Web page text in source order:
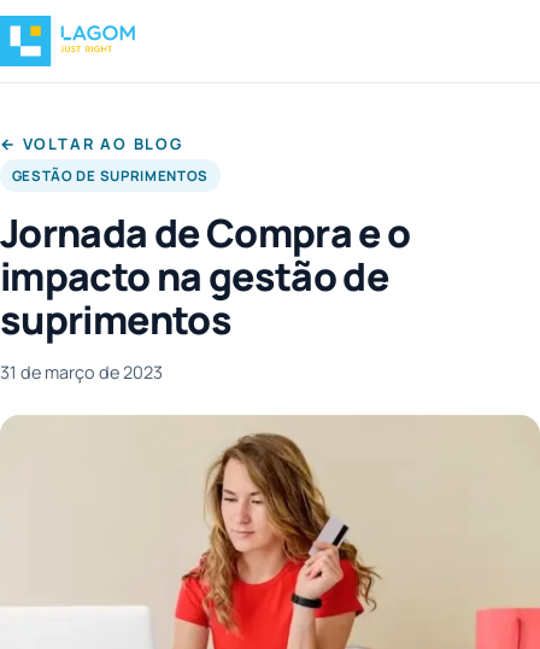
← VOLTAR AO BLOG
GESTÃO DE SUPRIMENTOS
Jornada de Compra e o
impacto na gestão de
suprimentos
31 de março de 2023